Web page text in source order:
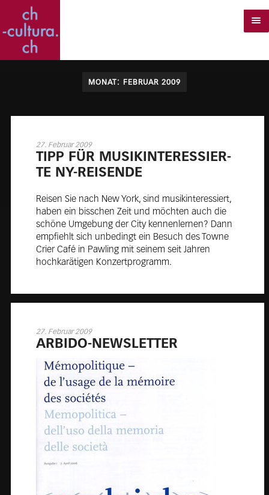
MONAT: FEBRUAR 2009
27. Februar 2009
TIPP FÜR MU­SIK­IN­TER­ES­SIER­
TE NY-REI­SEN­DE
Reisen Sie nach New York, sind musikinteressiert,
haben ein bisschen Zeit und möchten auch die
schöne Umgebung der City kennenlernen? Dann
empfiehlt sich unbedingt ein Besuch des Towne
Crier Café in Pawling mit seinem seit Jahren
hochkarätigen Konzertprogramm.
27. Februar 2009
AR­BI­DO-NEWS­LET­TER